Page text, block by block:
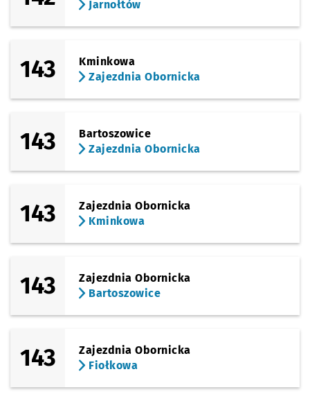
Jarnołtów
143
Kminkowa
Zajezdnia Obornicka
143
Bartoszowice
Zajezdnia Obornicka
143
Zajezdnia Obornicka
Kminkowa
143
Zajezdnia Obornicka
Bartoszowice
143
Zajezdnia Obornicka
Fiołkowa